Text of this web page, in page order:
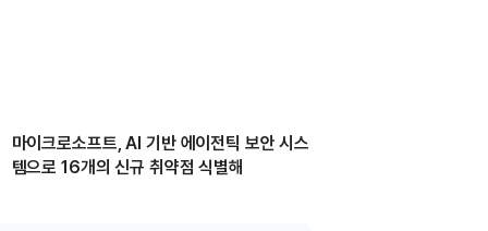
마이크로소프트, AI 기반 에이전틱 보안 시스
템으로 16개의 신규 취약점 식별해